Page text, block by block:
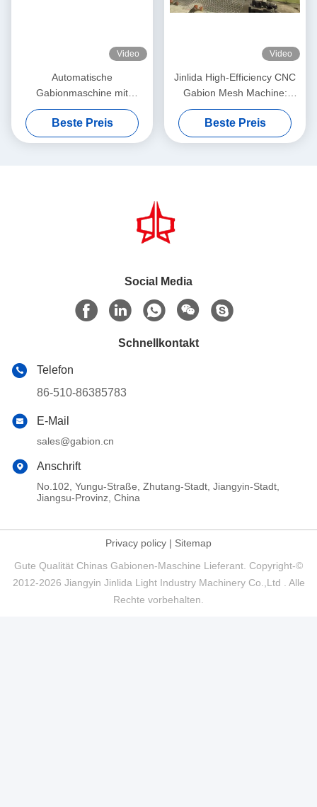
Video
Automatische
Gabionmaschine mit
servodriven
Präzisionsnetzmacher 5,3m
Max. Breite
Beste Preis
Video
Jinlida High-Efficiency CNC
Gabion Mesh Machine:
Perfect Combination of Fast
Output and Precision
Weaving to Boost
Beste Preis
Social Media
Schnellkontakt
Telefon
86-510-86385783
E-Mail
sales@gabion.cn
Anschrift
No.102, Yungu-Straße, Zhutang-Stadt, Jiangyin-Stadt,
Jiangsu-Provinz, China
Privacy policy | Sitemap
Gute Qualität Chinas Gabionen-Maschine Lieferant. Copyright-©
2012-2026 Jiangyin Jinlida Light Industry Machinery Co.,Ltd . Alle
Rechte vorbehalten.